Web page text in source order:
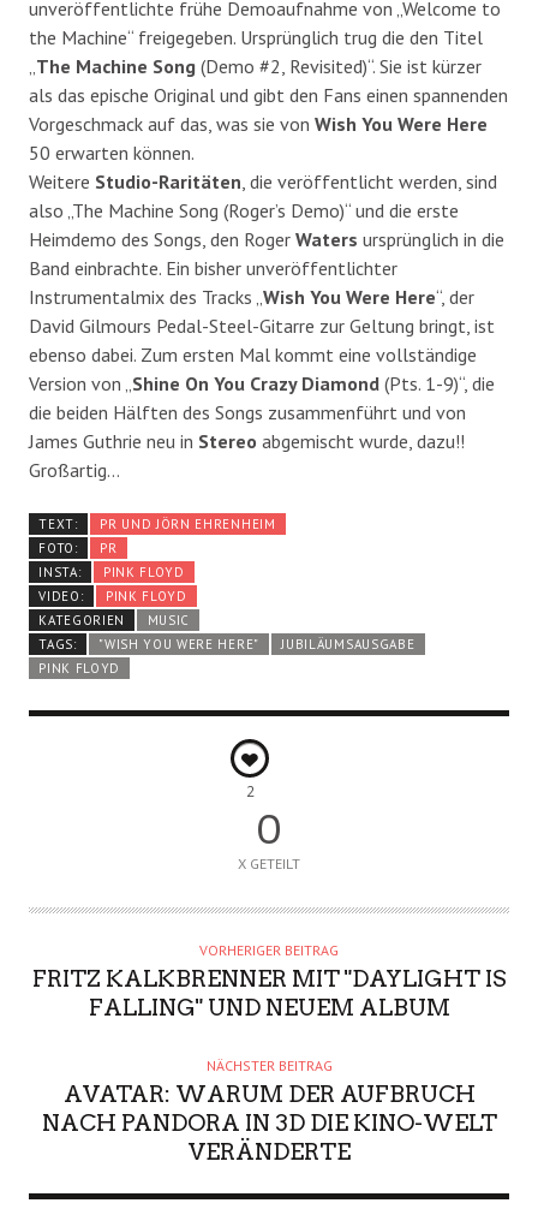
unveröffentlichte frühe Demoaufnahme von „Welcome to
the Machine“ freigegeben. Ursprünglich trug die den Titel
The Machine Song (Demo #2, Revisited)“. Sie ist kürzer
als das epische Original und gibt den Fans einen spannenden
Vorgeschmack auf das, was sie von Wish You Were Here
50 erwarten können.
Weitere Studio-Raritäten , die veröffentlicht werden, sind
also „The Machine Song (Roger’s Demo)“ und die erste
Heimdemo des Songs, den Roger Waters ursprünglich in die
Band einbrachte. Ein bisher unveröffentlichter
Instrumentalmix des Tracks „ Wish You Were Here“, der
David Gilmours Pedal-Steel-Gitarre zur Geltung bringt, ist
ebenso dabei. Zum ersten Mal kommt eine vollständige
Version von „ Shine On You Crazy Diamond (Pts. 1-9)“, die
die beiden Hälften des Songs zusammenführt und von
James Guthrie neu in Stereo abgemischt wurde, dazu!!
Großartig…
TEXT:
PR UND JÖRN EHRENHEIM
FOTO:
PR
INSTA:
PINK FLOYD
VIDEO:
PINK FLOYD
KATEGORIEN
MUSIC
TAGS:
"WISH YOU WERE HERE"
JUBILÄUMSAUSGABE
PINK FLOYD
2
0
X GETEILT
VORHERIGER BEITRAG
FRITZ KALKBRENNER MIT "DAYLIGHT IS
FALLING" UND NEUEM ALBUM
NÄCHSTER BEITRAG
AVATAR: WARUM DER AUFBRUCH
NACH PANDORA IN 3D DIE KINO-WELT
VERÄNDERTE